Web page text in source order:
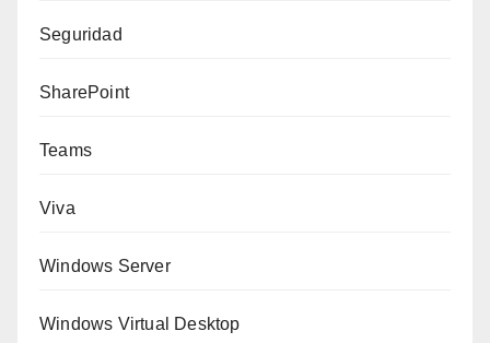
Seguridad
SharePoint
Teams
Viva
Windows Server
Windows Virtual Desktop